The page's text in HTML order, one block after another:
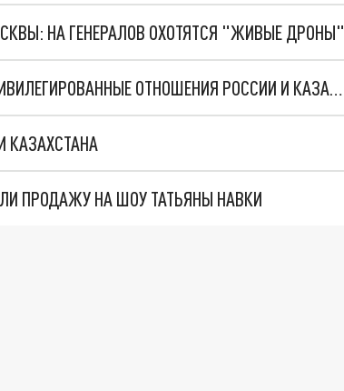
НА ГЕНЕРАЛОВ ОХОТЯТСЯ "ЖИВЫЕ ДРОНЫ"
ПУТИН ПЕРЕЧИСЛИЛ НА ЧЁМ БАЗИРУЮТСЯ ПРИВИЛЕГИРОВАННЫЕ ОТНОШЕНИЯ РОССИИ И КАЗАХСТАНА
КАЗАХСТАНА
ПРОДАЖУ НА ШОУ ТАТЬЯНЫ НАВКИ